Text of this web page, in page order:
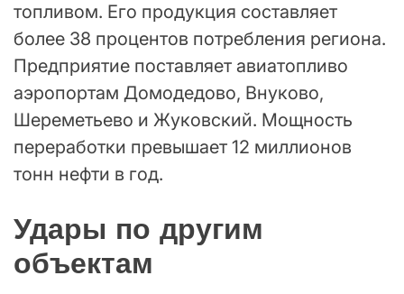
топливом. Его продукция составляет
более 38 процентов потребления региона.
Предприятие поставляет авиатопливо
аэропортам Домодедово, Внуково,
Шереметьево и Жуковский. Мощность
переработки превышает 12 миллионов
тонн нефти в год.
Удары по другим
объектам